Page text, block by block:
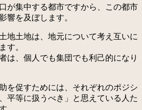
が集中する都市ですから、この都市
響を及ぼします。
地土地は、地元について考え互いに
す。
は、個人でも集団でも利己的になり
を促すためには、それぞれのポジシ
平等に扱うべき」と思えている人た